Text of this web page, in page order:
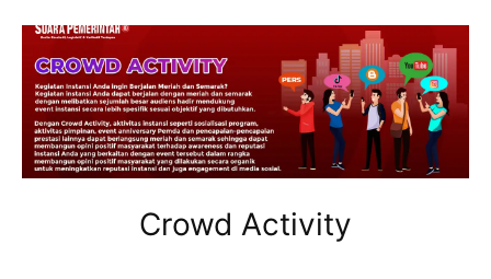
Crowd Activity